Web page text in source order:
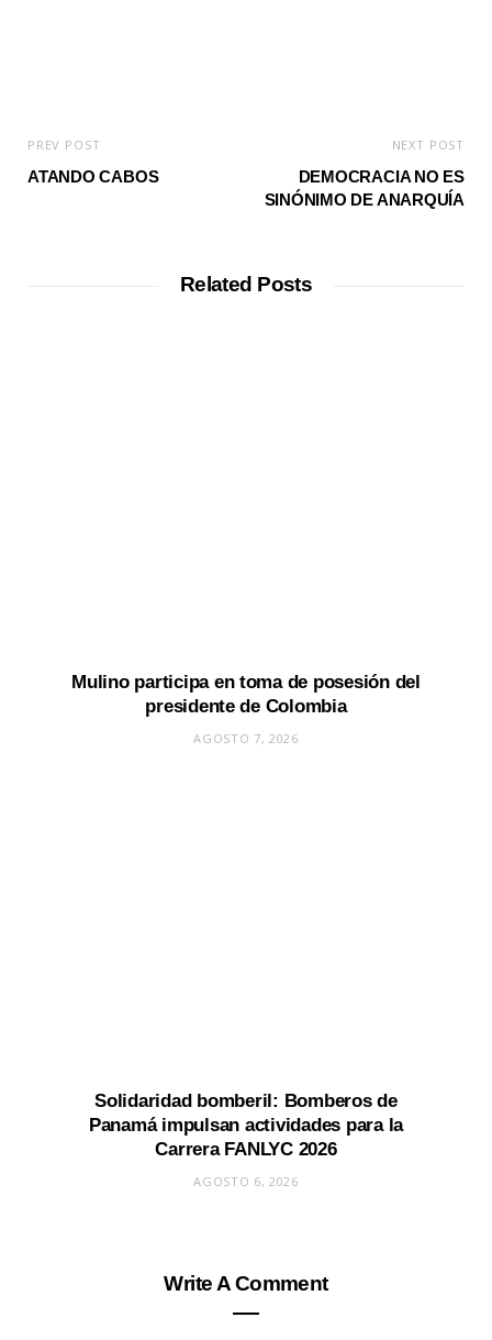
PREV POST
ATANDO CABOS
NEXT POST
DEMOCRACIA NO ES
SINÓNIMO DE ANARQUÍA
Related Posts
Mulino participa en toma de posesión del
presidente de Colombia
AGOSTO 7, 2026
Solidaridad bomberil: Bomberos de
Panamá impulsan actividades para la
Carrera FANLYC 2026
AGOSTO 6, 2026
Write A Comment